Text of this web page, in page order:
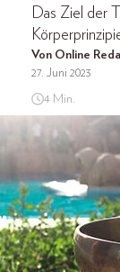
Das Ziel der
Von Online
27. Juni 2023
4 Min.